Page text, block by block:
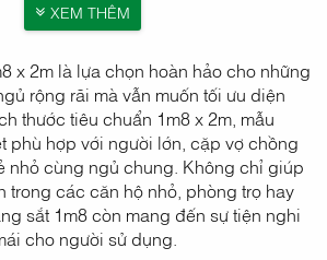
XEM THÊM
x 2m là lựa chọn hoàn hảo cho những
rộng rãi mà vẫn muốn tối ưu diện
thước tiêu chuẩn 1m8 x 2m, mẫu
phù hợp với người lớn, cặp vợ chồng
nhỏ cùng ngủ chung. Không chỉ giúp
trong các căn hộ nhỏ, phòng trọ hay
sắt 1m8 còn mang đến sự tiện nghi
cho người sử dụng.